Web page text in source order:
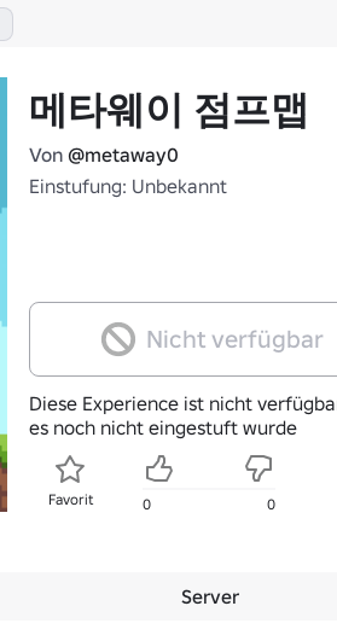
메타웨이 점프맵
Von @metaway0
Einstufung: Unbekannt
Nicht verfügbar
Diese Experience ist nicht
es noch nicht eingestuft wurde
Favorit 0 0
Server